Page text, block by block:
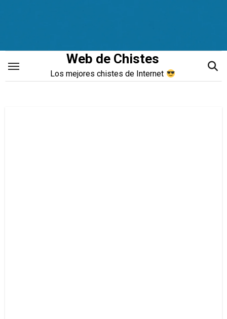
Web de Chistes
Los mejores chistes de Internet